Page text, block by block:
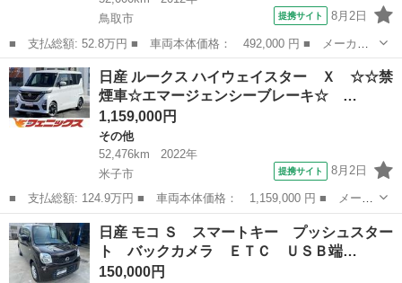
鳥取市
提携サイト 8月2日
■ 支払総額: 52.8万円 ■ 車両本体価格： 492,000 円 ■ メーカー
名： 日産 ■ 車種名： ルークス ■ グレード名： ハイウェイス
ター 純正ナビ／フルセグ／ＤＶＤ／ＣＤ／ＢＴ バックカメラ Ｅ
ＴＣ キセノ...
鳥取 鳥取市 その他
日産 ルークス ハイウェイスター Ｘ ☆☆禁
煙車☆エマージェンシーブレーキ☆ …
1,159,000円
その他
52,476km
2022年
米子市
提携サイト 8月2日
■ 支払総額: 124.9万円 ■ 車両本体価格： 1,159,000 円 ■ メーカ
ー名： 日産 ■ 車種名： ルークス ■ グレード名： ハイウェイ
スター Ｘ ☆☆禁煙車☆エマージェンシーブレーキ☆ エマージェ
ンシーブ...
鳥取 米子市 その他
日産 モコ Ｓ スマートキー プッシュスター
ト バックカメラ ＥＴＣ ＵＳＢ端…
150,000円